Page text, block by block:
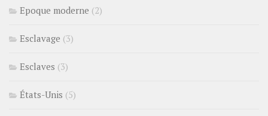
Epoque moderne (2)
Esclavage (3)
Esclaves (3)
États-Unis (5)